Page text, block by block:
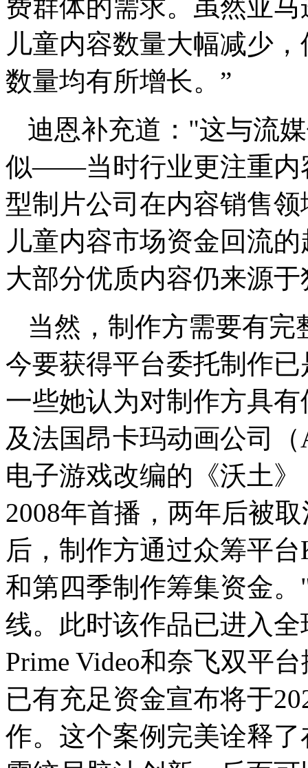
费群体的需求。虽然亚
儿童内容数量大幅减少
数量均有所增长。”
迪恩补充道："这与流
似——当时行业更注重内
型制片公司在内容销售
儿童内容市场资金回流
大部分优质内容仍来源
当然，制作方需要有
今要获得平台委托制作
一些她认为对制作方具
及法国昂卡玛动画公司
电子游戏改编的《沃土
2008年首播，两年后被
后，制作方通过众筹平
和第四季制作筹集资金
线。此时该作品已进入
Prime Video和奈飞双平
已有充足资金宣布将于
作。这个案例完美诠释